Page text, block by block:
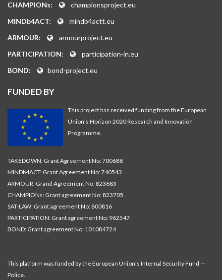
CHAMPIONs:
championsproject.eu
MINDb4ACT:
mindb4actt.eu
ARMOUR:
armourproject.eu
PARTICIPATION:
participation-in.eu
BOND:
bond-project.eu
FUNDED BY
This project has received funding from the European
Union’s Horizon 2020 Research and Innovation
Programme.
TAKEDOWN: Grant Agreement No: 700688
MINDb4ACT: Grant Agreement No: 740543
ARMOUR: Grand Agreement No: 823683
CHAMPIONs: Grant agreement No: 823705
SAT-LAW: Grant agreement No: 800816
PARTICIPATION: Grant agreement No: 962547
BOND: Grant agreement No: 101084724
This platform was funded by the European Union’s Internal Security Fund —
Police.